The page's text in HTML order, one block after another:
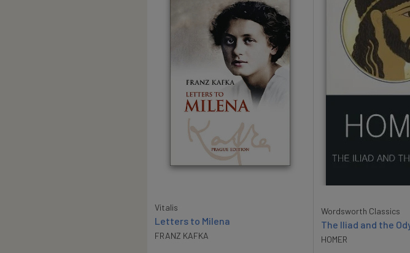
Vitalis
Letters to Milena
FRANZ KAFKA
Wordsworth Classics
The Iliad and the
HOMER